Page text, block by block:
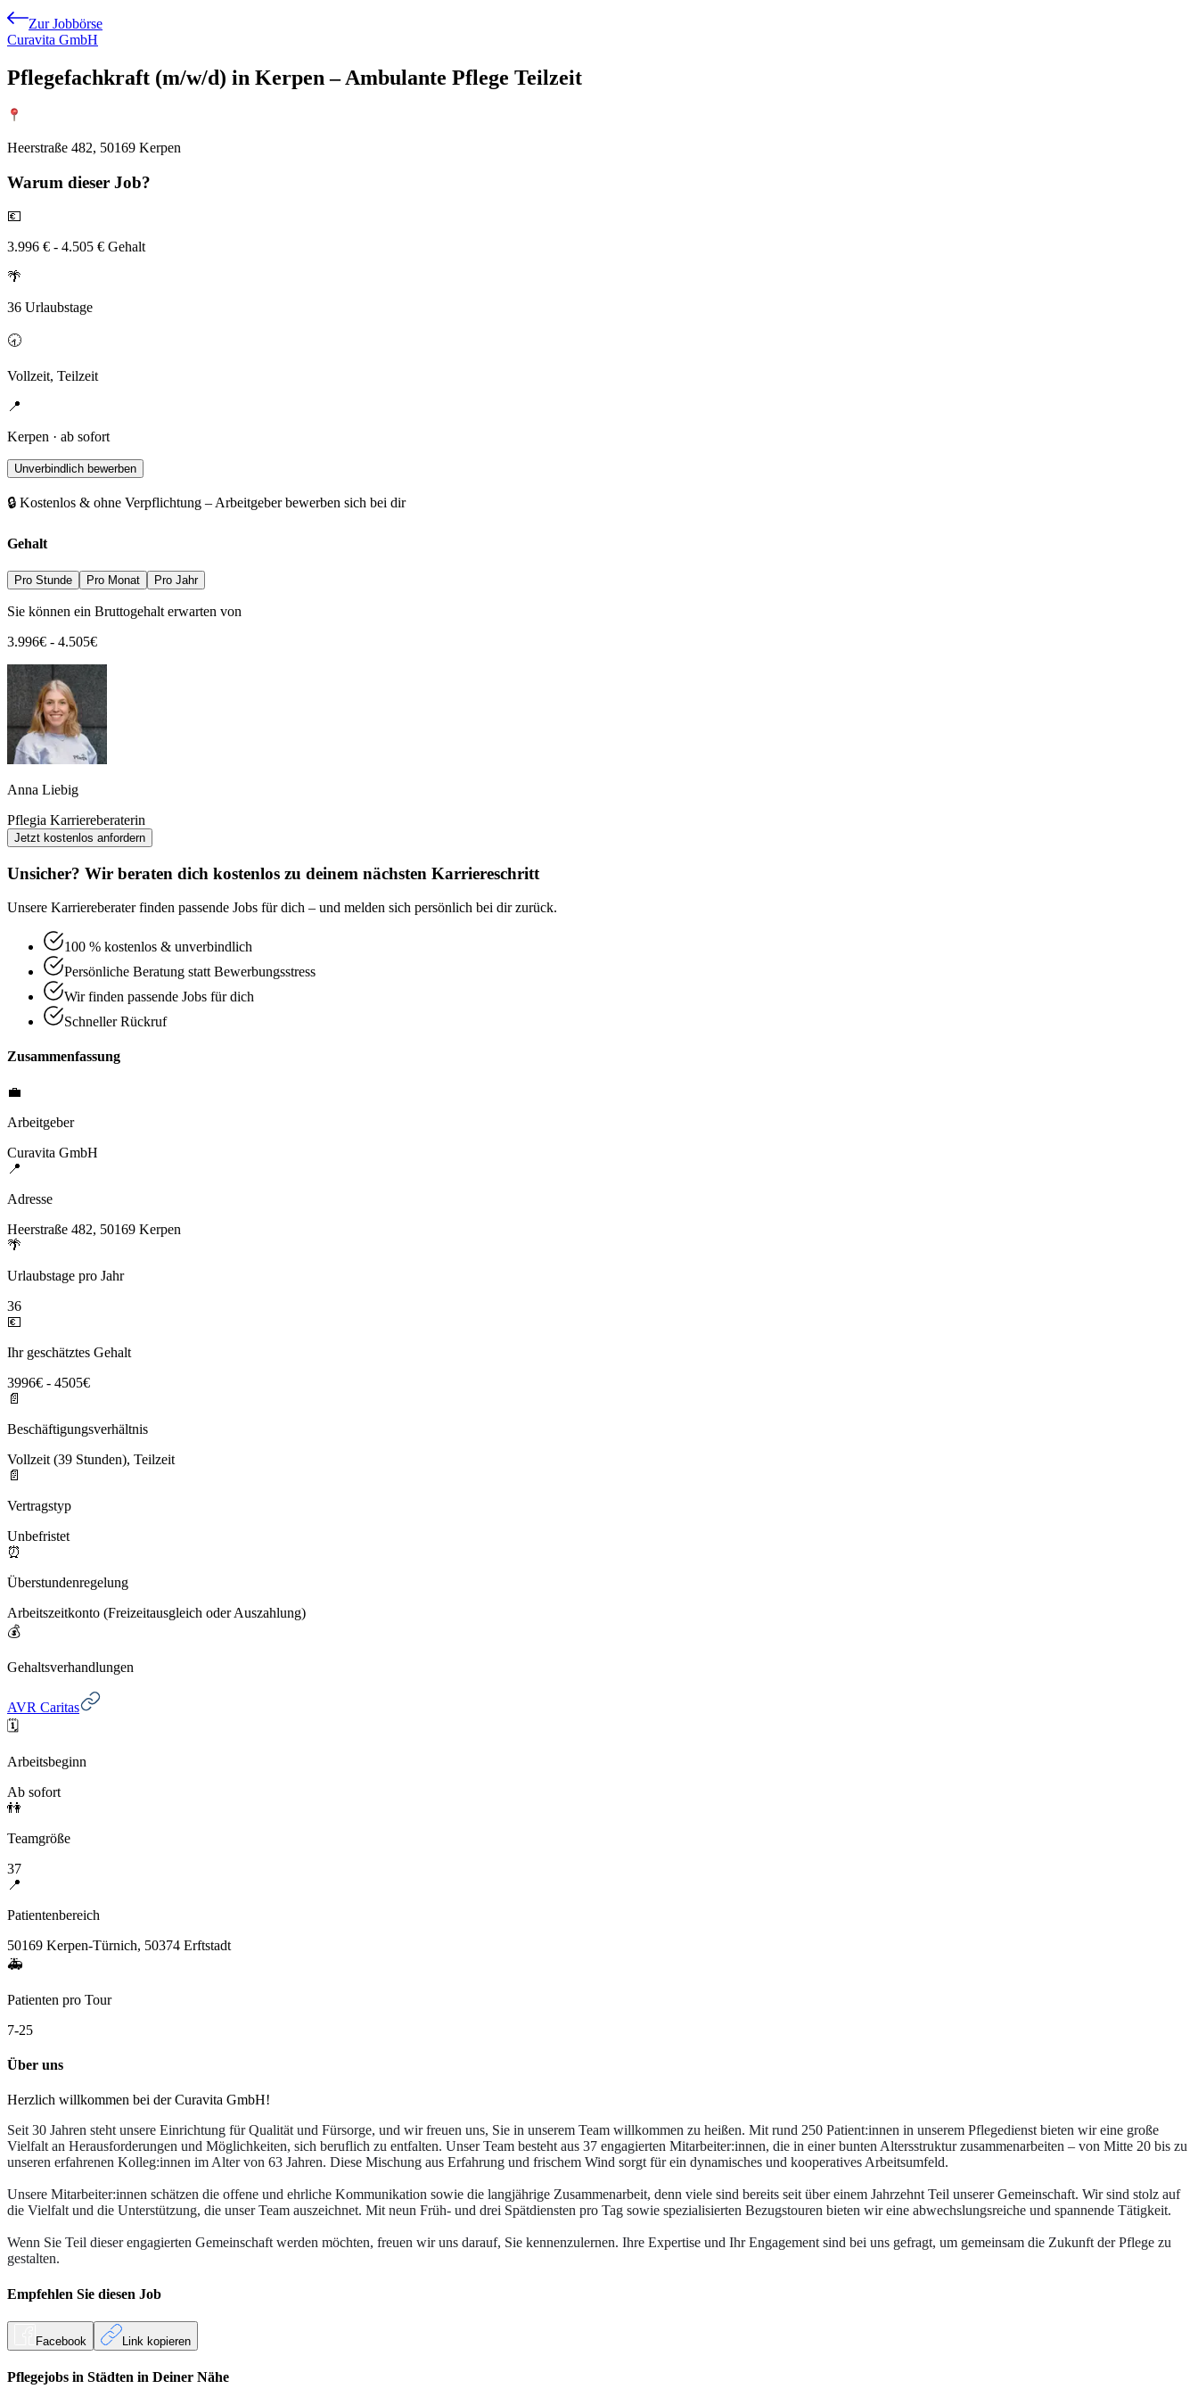
Zur Jobbörse
Curavita GmbH
Pflegefachkraft (m/w/d) in Kerpen – Ambulante Pflege Teilzeit
Heerstraße 482, 50169 Kerpen
Warum dieser Job?
💶
3.996 € - 4.505 € Gehalt
🌴
36 Urlaubstage
🕣
Vollzeit, Teilzeit
📍
Kerpen · ab sofort
Unverbindlich bewerben
🔒 Kostenlos & ohne Verpflichtung – Arbeitgeber bewerben sich bei dir
Gehalt
Pro Stunde Pro Monat Pro Jahr
Sie können ein Bruttogehalt erwarten von
3.996€ - 4.505€
Anna Liebig
Pflegia Karriereberaterin
Jetzt kostenlos anfordern
Unsicher? Wir beraten dich kostenlos zu deinem nächsten Karriereschritt
Unsere Karriereberater finden passende Jobs für dich – und melden sich persönlich bei dir zurück.
100 % kostenlos & unverbindlich
Persönliche Beratung statt Bewerbungsstress
Wir finden passende Jobs für dich
Schneller Rückruf
Zusammenfassung
💼
Arbeitgeber
Curavita GmbH
📍
Adresse
Heerstraße 482, 50169 Kerpen
🌴
Urlaubstage pro Jahr
36
💶
Ihr geschätztes Gehalt
3996€ - 4505€
📄
Beschäftigungsverhältnis
Vollzeit (39 Stunden), Teilzeit
📄
Vertragstyp
Unbefristet
⏰
Überstundenregelung
Arbeitszeitkonto (Freizeitausgleich oder Auszahlung)
💰
Gehaltsverhandlungen
AVR Caritas
🗓️
Arbeitsbeginn
Ab sofort
👫
Teamgröße
37
📍
Patientenbereich
50169 Kerpen-Türnich, 50374 Erftstadt
🚑
Patienten pro Tour
7-25
Über uns
Herzlich willkommen bei der Curavita GmbH!
Seit 30 Jahren steht unsere Einrichtung für Qualität und Fürsorge, und wir freuen uns, Sie in unserem Team willkommen zu heißen. Mit rund 250 Patient:innen in unserem Pflegedienst bieten wir eine große
Vielfalt an Herausforderungen und Möglichkeiten, sich beruflich zu entfalten. Unser Team besteht aus 37 engagierten Mitarbeiter:innen, die in einer bunten Altersstruktur zusammenarbeiten – von Mitte 20 bis zu
unseren erfahrenen Kolleg:innen im Alter von 63 Jahren. Diese Mischung aus Erfahrung und frischem Wind sorgt für ein dynamisches und kooperatives Arbeitsumfeld.
Unsere Mitarbeiter:innen schätzen die offene und ehrliche Kommunikation sowie die langjährige Zusammenarbeit, denn viele sind bereits seit über einem Jahrzehnt Teil unserer Gemeinschaft. Wir sind stolz auf
die Vielfalt und die Unterstützung, die unser Team auszeichnet. Mit neun Früh- und drei Spätdiensten pro Tag sowie spezialisierten Bezugstouren bieten wir eine abwechslungsreiche und spannende Tätigkeit.
Wenn Sie Teil dieser engagierten Gemeinschaft werden möchten, freuen wir uns darauf, Sie kennenzulernen. Ihre Expertise und Ihr Engagement sind bei uns gefragt, um gemeinsam die Zukunft der Pflege zu
gestalten.
Empfehlen Sie diesen Job
Facebook Link kopieren
Pflegejobs in Städten in Deiner Nähe